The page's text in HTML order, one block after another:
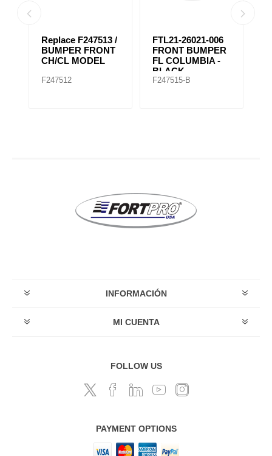
Replace F247513 /
BUMPER FRONT
CH/CL MODEL
F247512
FTL21-26021-006
FRONT BUMPER
FL COLUMBIA -
BLACK
F247515-B
INFORMACIÓN
MI CUENTA
FOLLOW US
PAYMENT OPTIONS